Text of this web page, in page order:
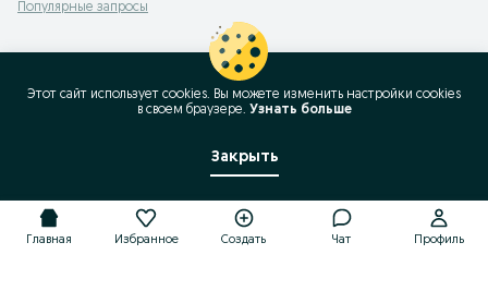
Популярные запросы
Главная Избранное Создать Чат Профиль
Этот сайт использует cookies. Вы можете изменить настройки cookies
в своeм браузере. Узнать больше
Закрыть